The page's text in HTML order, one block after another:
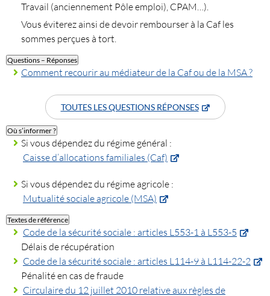
Travail (anciennement Pôle emploi), CPAM…).
Vous éviterez ainsi de devoir rembourser à la Caf les
sommes perçues à tort.
Questions – Réponses
Comment recourir au médiateur de la Caf ou de la MSA ?
TOUTES LES QUESTIONS RÉPONSES
Où s’informer ?
Si vous dépendez du régime général :
Caisse d’allocations familiales (Caf)
Si vous dépendez du régime agricole :
Mutualité sociale agricole (MSA)
Textes de référence
Code de la sécurité sociale : articles L553-1 à L553-5
Délais de récupération
Code de la sécurité sociale : articles L114-9 à L114-22-2
Pénalité en cas de fraude
Circulaire du 12 juillet 2010 relative aux règles de